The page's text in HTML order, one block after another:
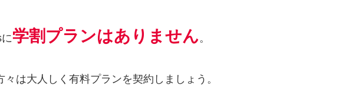
学割プランはありません 。
は大人しく有料プランを契約しましょう。